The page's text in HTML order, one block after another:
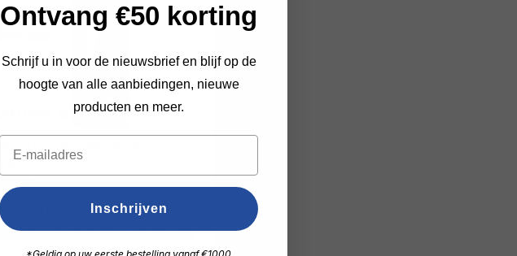
Actie
recht extra breed - Blank glas
afwijken
om verrassingen te
Ontvang €50 korting
Schrijf u in voor de nieuwsbrief en blijf op de
hoogte van alle aanbiedingen, nieuwe
producten en meer.
Inschrijven